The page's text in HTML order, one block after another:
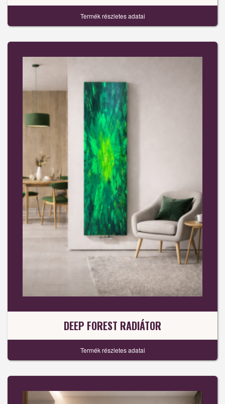
Termék részletes adatai
DEEP FOREST RADIÁTOR
Termék részletes adatai